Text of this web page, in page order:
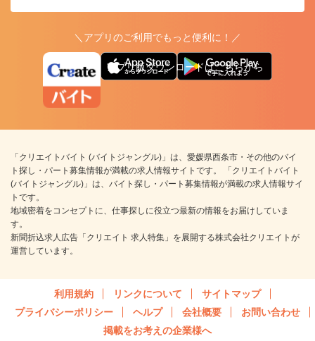
＼アプリのご利用でもっと便利に！／
アプリ版ダウンロードはこちらから
「クリエイトバイト (バイトジャングル)」は、愛媛県西条市・その他のバイ
ト探し・パート募集情報が満載の求人情報サイトです。 「クリエイトバイト
(バイトジャングル)」は、バイト探し・パート募集情報が満載の求人情報サイ
トです。
地域密着をコンセプトに、仕事探しに役立つ最新の情報をお届けしていま
す。
新聞折込求人広告「クリエイト 求人特集」を展開する株式会社クリエイトが
運営しています。
利用規約 リンクについて
サイトマップ
プライバシーポリシー
ヘルプ 会社概要
お問い合わせ
掲載をお考えの企業様へ